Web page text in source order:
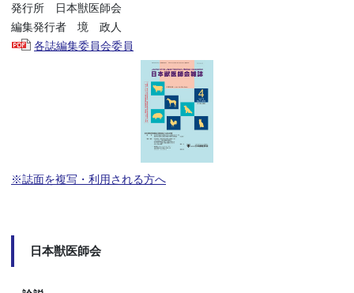
発行所 日本獣医師会
編集発行者 境 政人
各誌編集委員会委員
※誌面を複写・利用される方へ
日本獣医師会